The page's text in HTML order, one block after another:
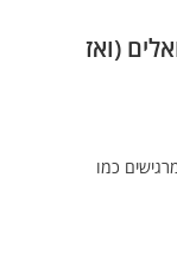
(ואז
כמו